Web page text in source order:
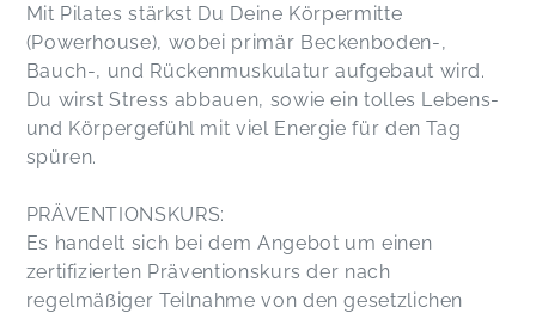
Mit Pilates stärkst Du Deine Körpermitte
(Powerhouse), wobei primär Beckenboden-,
Bauch-, und Rückenmuskulatur aufgebaut wird.
Du wirst Stress abbauen, sowie ein tolles Lebens-
und Körpergefühl mit viel Energie für den Tag
spüren.
PRÄVENTIONSKURS:
Es handelt sich bei dem Angebot um einen
zertifizierten Präventionskurs der nach
regelmäßiger Teilnahme von den gesetzlichen